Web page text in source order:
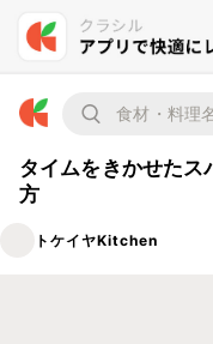
タイムをきかせたス
方
トケイヤKitchen